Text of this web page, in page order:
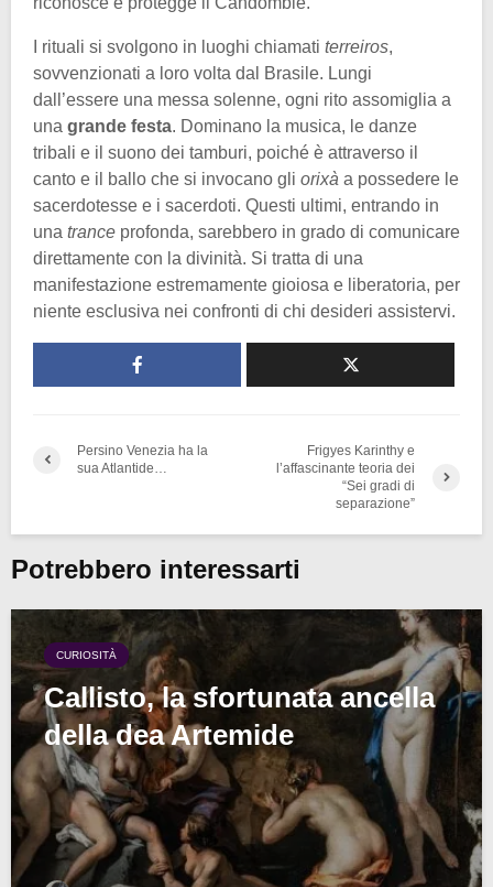
I rituali si svolgono in luoghi chiamati terreiros,
sovvenzionati a loro volta dal Brasile. Lungi
dall’essere una messa solenne, ogni rito assomiglia a
una grande festa. Dominano la musica, le danze
tribali e il suono dei tamburi, poiché è attraverso il
canto e il ballo che si invocano gli orixà a possedere le
sacerdotesse e i sacerdoti. Questi ultimi, entrando in
una trance profonda, sarebbero in grado di comunicare
direttamente con la divinità. Si tratta di una
manifestazione estremamente gioiosa e liberatoria, per
niente esclusiva nei confronti di chi desideri assistervi.
Persino Venezia ha la
sua Atlantide…
Frigyes Karinthy e
l’affascinante teoria dei
“Sei gradi di
separazione”
Potrebbero interessarti
CURIOSITÀ
Callisto, la sfortunata ancella
della dea Artemide